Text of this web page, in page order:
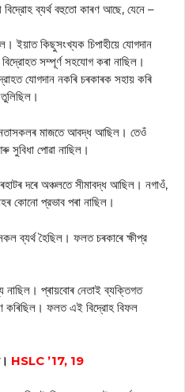
বিদ্রোহ ব্যর্থ বহুতো কাৰণ আছে, যেনে –
ইয়াত কিছুসংখ্যক চিপাহীয়ে যোগদান
সম্পূর্ণ সহযোগ কৰা নাছিল।
যোগদান নকৰি চৰকাৰক সহায় কৰি
নেতাসকলৰ মাজতে আবদ্ধ আছিল। তেওঁ
পোৱা নাছিল।
দৰে অঞ্চলতে সীমাবদ্ধ আছিল। নগাওঁ,
কোনো প্রভাব পৰা নাছিল।
ব্যর্থ হৈছিল। ফলত চৰকাৰে ক্ষীপ্র
নাছিল। প্ৰায়বোৰ নেতাই ব্যক্তিগত
কৰিছিল। ফলত এই বিদ্রোহ বিফল
HSLC ’17, 19